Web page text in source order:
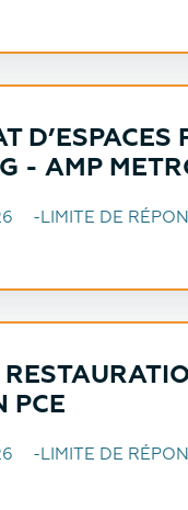
- AMP
LIMITE DE
PCE
LIMITE DE